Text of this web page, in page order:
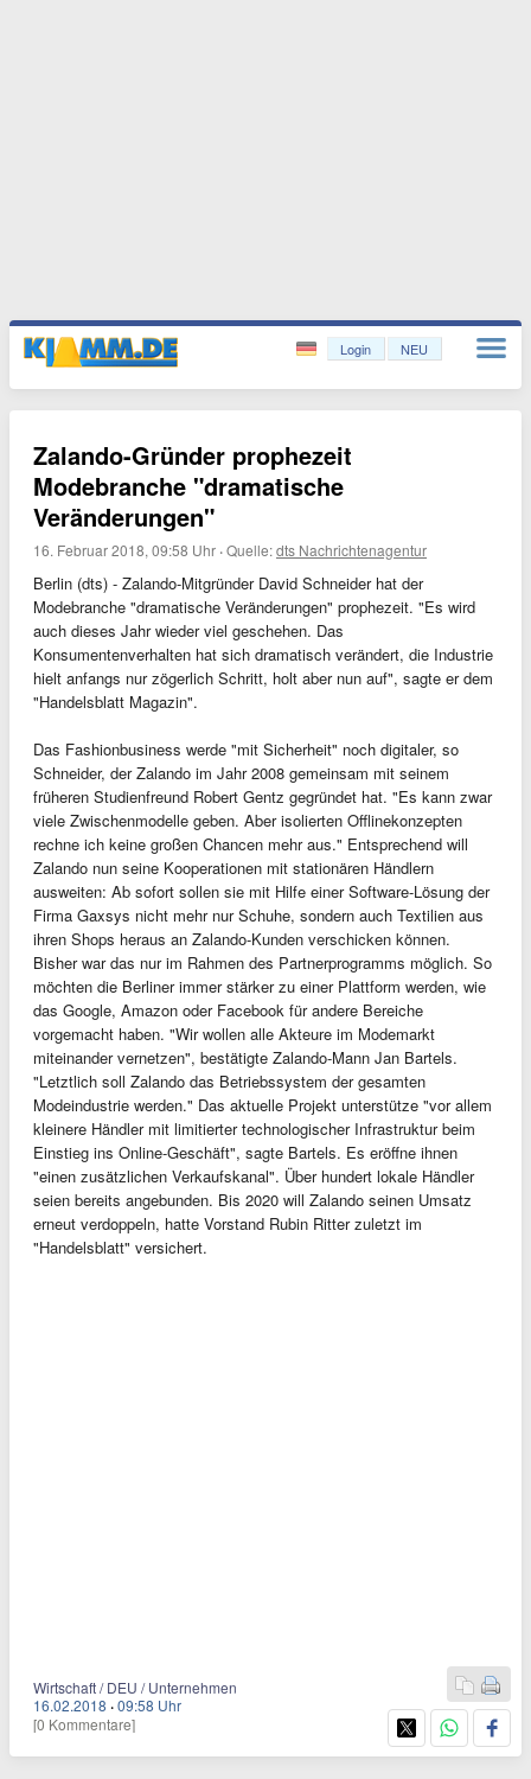
Login NEU
Zalando-Gründer prophezeit
Modebranche "dramatische
Veränderungen"
16. Februar 2018, 09:58 Uhr ·Quelle:dts Nachrichtenagentur
Berlin (dts) - Zalando-Mitgründer David Schneider hat der
Modebranche "dramatische Veränderungen" prophezeit. "Es wird
auch dieses Jahr wieder viel geschehen. Das
Konsumentenverhalten hat sich dramatisch verändert, die Industrie
hielt anfangs nur zögerlich Schritt, holt aber nun auf", sagte er dem
"Handelsblatt Magazin".
Das Fashionbusiness werde "mit Sicherheit" noch digitaler, so
Schneider, der Zalando im Jahr 2008 gemeinsam mit seinem
früheren Studienfreund Robert Gentz gegründet hat. "Es kann zwar
viele Zwischenmodelle geben. Aber isolierten Offlinekonzepten
rechne ich keine großen Chancen mehr aus." Entsprechend will
Zalando nun seine Kooperationen mit stationären Händlern
ausweiten: Ab sofort sollen sie mit Hilfe einer Software-Lösung der
Firma Gaxsys nicht mehr nur Schuhe, sondern auch Textilien aus
ihren Shops heraus an Zalando-Kunden verschicken können.
Bisher war das nur im Rahmen des Partnerprogramms möglich. So
möchten die Berliner immer stärker zu einer Plattform werden, wie
das Google, Amazon oder Facebook für andere Bereiche
vorgemacht haben. "Wir wollen alle Akteure im Modemarkt
miteinander vernetzen", bestätigte Zalando-Mann Jan Bartels.
"Letztlich soll Zalando das Betriebssystem der gesamten
Modeindustrie werden." Das aktuelle Projekt unterstütze "vor allem
kleinere Händler mit limitierter technologischer Infrastruktur beim
Einstieg ins Online-Geschäft", sagte Bartels. Es eröffne ihnen
"einen zusätzlichen Verkaufskanal". Über hundert lokale Händler
seien bereits angebunden. Bis 2020 will Zalando seinen Umsatz
erneut verdoppeln, hatte Vorstand Rubin Ritter zuletzt im
"Handelsblatt" versichert.
Wirtschaft / DEU / Unternehmen
16.02.2018 ·09:58 Uhr
[0 Kommentare]